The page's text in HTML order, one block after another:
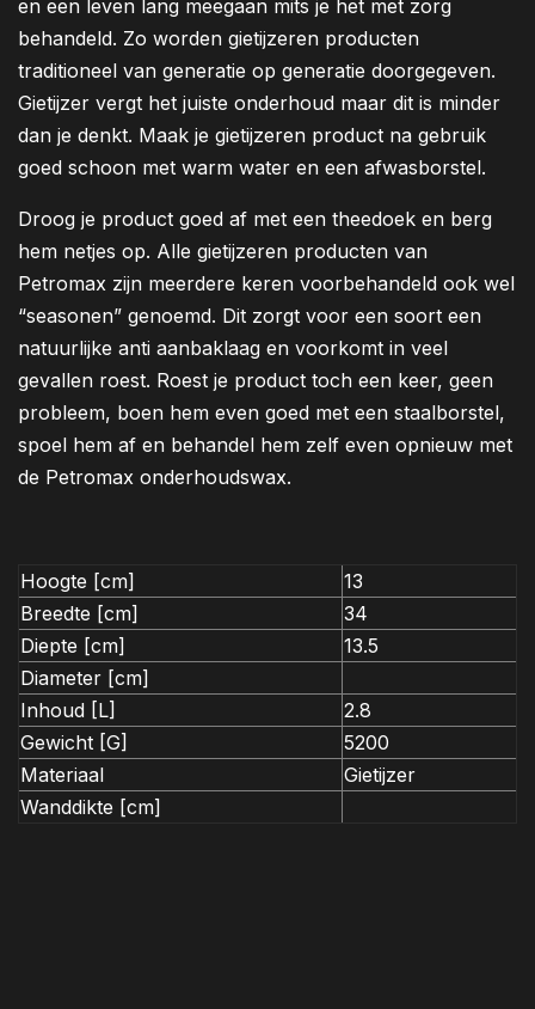
en een leven lang meegaan mits je het met zorg
behandeld. Zo worden gietijzeren producten
traditioneel van generatie op generatie doorgegeven.
Gietijzer vergt het juiste onderhoud maar dit is minder
dan je denkt. Maak je gietijzeren product na gebruik
goed schoon met warm water en een afwasborstel.
Droog je product goed af met een theedoek en berg
hem netjes op. Alle gietijzeren producten van
Petromax zijn meerdere keren voorbehandeld ook wel
“seasonen” genoemd. Dit zorgt voor een soort een
natuurlijke anti aanbaklaag en voorkomt in veel
gevallen roest. Roest je product toch een keer, geen
probleem, boen hem even goed met een staalborstel,
spoel hem af en behandel hem zelf even opnieuw met
de Petromax onderhoudswax.
Hoogte [cm]
13
Breedte [cm]
34
Diepte [cm]
13.5
Diameter [cm]
Inhoud [L]
2.8
Gewicht [G]
5200
Materiaal
Gietijzer
Wanddikte [cm]